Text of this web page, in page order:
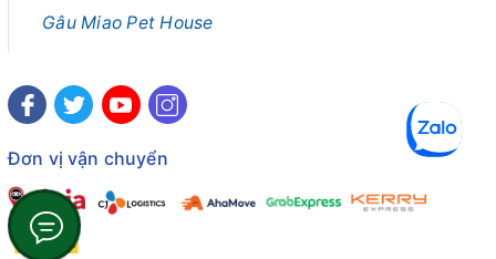
Gâu Miao Pet House
Đơn vị vận chuyển